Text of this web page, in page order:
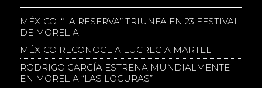
MÉXICO: “LA RESERVA” TRIUNFA EN 23 FESTIVAL
DE MORELIA
MÉXICO RECONOCE A LUCRECIA MARTEL
RODRIGO GARCÍA ESTRENA MUNDIALMENTE
EN MORELIA “LAS LOCURAS”